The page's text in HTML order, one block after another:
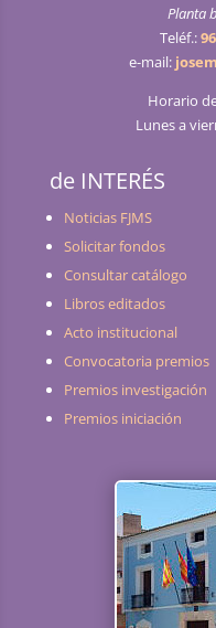
Planta
Teléf.:
e-mail:
Horario
Lunes a
de INTERÉS
Noticias FJMS
Solicitar fondos
Consultar catálogo
Libros editados
Acto institucional
Convocatoria premios
Premios investigación
Premios iniciación